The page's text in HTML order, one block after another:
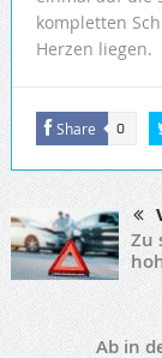
kompletten
Herzen liegen.
Share 0
Zu
Ab in